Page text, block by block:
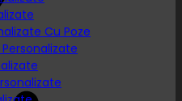
Cu Poze